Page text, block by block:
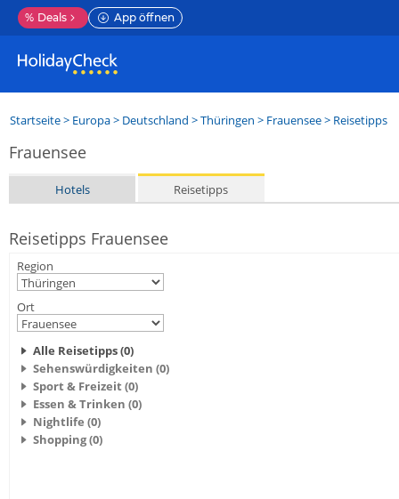
% Deals App öffnen
Startseite> Europa> Deutschland >Thüringen > Frauensee> Reisetipps
Frauensee
Hotels Reisetipps
Reisetipps Frauensee
Region
Ort
Alle Reisetipps (0)
Sehenswürdigkeiten (0)
Sport & Freizeit (0)
Essen & Trinken (0)
Nightlife (0)
Shopping (0)